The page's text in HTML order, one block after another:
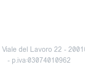
del Lavoro 22 -
- p.iva:03074010962